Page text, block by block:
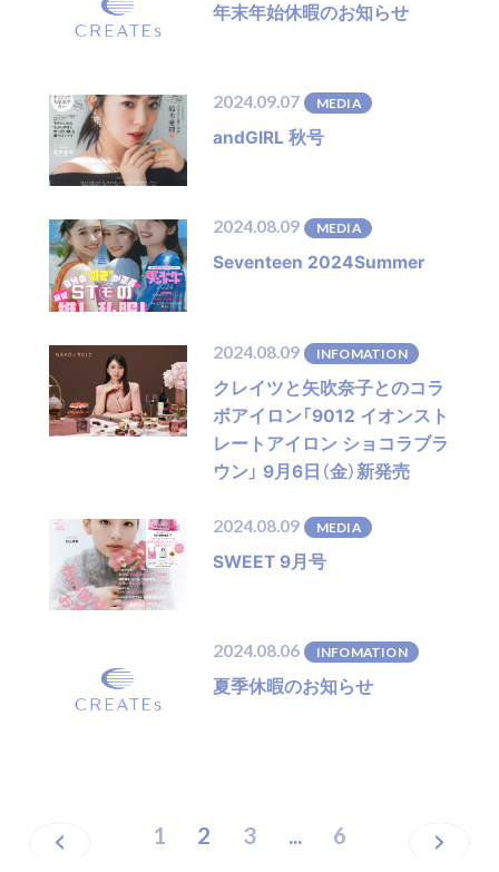
年末年始休暇のお知らせ
2024.09.07 MEDIA
andGIRL 秋号
2024.08.09 MEDIA
Seventeen 2024Summer
2024.08.09 INFOMATION
クレイツと矢吹奈子とのコラ
ボアイロン「9012 イオンスト
レートアイロン ショコラブラ
ウン」 9月6日（金）新発売
2024.08.09 MEDIA
SWEET 9月号
2024.08.06 INFOMATION
夏季休暇のお知らせ
1 2 3 ... 6